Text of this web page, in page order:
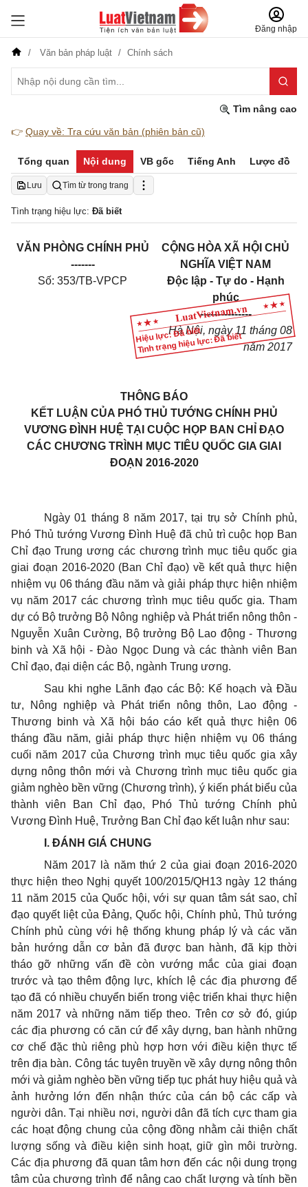
Đăng nhập
Văn bản pháp luật Chính sách
Tìm nâng cao
👉 Quay về: Tra cứu văn bản (phiên bản cũ)
Tổng quan Nội dung VB gốc Tiếng Anh Lược đồ
Lưu Tìm từ trong trang
Tình trạng hiệu lực: Đã biết
Hiệu lực: Đã biết
Tình trạng hiệu lực: Đã biết
VĂN PHÒNG CHÍNH PHỦ
-------
Số: 353/TB-VPCP
CỘNG HÒA XÃ HỘI CHỦ
NGHĨA VIỆT NAM
Độc lập - Tự do - Hạnh
phúc
---------------
Hà Nội, ngày11 tháng 08
năm 2017
THÔNG BÁO
KẾT LUẬN CỦA PHÓ THỦ TƯỚNG CHÍNH PHỦ
VƯƠNG ĐÌNH HUỆ TẠI CUỘC HỌP BAN CHỈ ĐẠO
CÁC CHƯƠNG TRÌNH MỤC TIÊU QUỐC GIA GIAI
ĐOẠN 2016-2020
Ngày 01 tháng 8 năm 2017, tại trụ sở Chính phủ,
Phó Thủ tướng Vương Đình Huệ đã chủ trì cuộc họp Ban
Chỉ đạo Trung ương các chương trình mục tiêu quốc gia
giai đoạn 2016-2020 (Ban Chỉ đạo) về kết quả thực hiện
nhiệm vụ 06 tháng đầu năm và giải pháp thực hiện nhiệm
vụ năm 2017 các chương trình mục tiêu quốc gia. Tham
dự có Bộ trưởng Bộ Nông nghiệp và Phát triển nông thôn -
Nguyễn Xuân Cường, Bộ trưởng Bộ Lao động - Thương
binh và Xã hội - Đào Ngọc Dung và các thành viên Ban
Chỉ đạo, đại diện các Bộ, ngành Trung ương.
Sau khi nghe Lãnh đạo các Bộ: Kế hoạch và Đầu
tư, Nông nghiệp và Phát triển nông thôn, Lao động -
Thương binh và Xã hội báo cáo kết quả thực hiện 06
tháng đầu năm, giải pháp thực hiện nhiệm vụ 06 tháng
cuối năm 2017 của Chương trình mục tiêu quốc gia xây
dựng nông thôn mới và Chương trình mục tiêu quốc gia
giảm nghèo bền vững (Chương trình), ý kiến phát biểu của
thành viên Ban Chỉ đạo, Phó Thủ tướng Chính phủ
Vương Đình Huệ, Trưởng Ban Chỉ đạo kết luận như sau:
I. ĐÁNH GIÁ CHUNG
Năm 2017 là năm thứ 2 của giai đoạn 2016-2020
thực hiện theo Nghị quyết 100/2015/QH13 ngày 12 tháng
11 năm 2015 của Quốc hội, với sự quan tâm sát sao, chỉ
đạo quyết liệt của Đảng, Quốc hội, Chính phủ, Thủ tướng
Chính phủ cùng với hệ thống khung pháp lý và các văn
bản hướng dẫn cơ bản đã được ban hành, đã kịp thời
tháo gỡ những vấn đề còn vướng mắc của giai đoạn
trước và tạo thêm động lực, khích lệ các địa phương để
tạo đã có nhiều chuyển biến trong việc triển khai thực hiện
năm 2017 và những năm tiếp theo. Trên cơ sở đó, giúp
các địa phương có căn cứ để xây dựng, ban hành những
cơ chế đặc thù riêng phù hợp hơn với điều kiện thực tế
trên địa bàn. Công tác tuyên truyền về xây dựng nông thôn
mới và giảm nghèo bền vững tiếp tục phát huy hiệu quả và
ảnh hưởng lớn đến nhận thức của cán bộ các cấp và
người dân. Tại nhiều nơi, người dân đã tích cực tham gia
các hoạt động chung của cộng đồng nhằm cải thiện chất
lượng sống và điều kiện sinh hoạt, giữ gìn môi trường.
Các địa phương đã quan tâm hơn đến các nội dung trọng
tâm của chương trình để nâng cao chất lượng và tính bền